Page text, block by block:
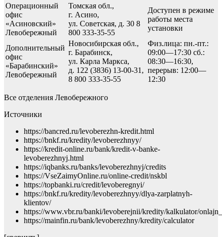
Операционный
офис
«Асиновский»
Левобережный
Томская обл.,
г. Асино,
ул. Советская, д. 30 8
800 333-35-55
Доступен в режиме
работы места
установки
Дополнительный
офис
«Барабинский»
Левобережный
Новосибирская обл.,
г. Барабинск,
ул. Карла Маркса,
д. 122 (3836) 13-00-31,
8 800 333-35-55
Физ.лица: пн.-пт.:
09:00—17:30 сб.:
08:30—16:30,
перерыв: 12:00—
12:30
Все отделения Левобережного
Источники
https://bancred.ru/levoberezhn-kredit.html
https://bnkf.ru/kredity/levoberezhnyy/
https://kredit-online.ru/bank/kredit-v-banke-
levoberezhnyj.html
https://iqbanks.ru/banks/levoberezhnyj/credits
https://VseZaimyOnline.ru/online-credit/nskbl
https://topbanki.ru/credit/levoberegnyi/
https://bnkf.ru/kredity/levoberezhnyy/dlya-zarplatnyh-
klientov/
https://www.vbr.ru/banki/levoberejnii/kredity/kalkulator/
https://mainfin.ru/bank/levoberezhny/kredity/calculator